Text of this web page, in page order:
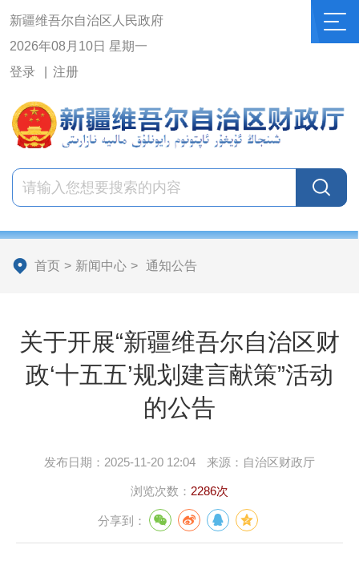
新疆维吾尔自治区人民政府
2026年08月10日 星期一
登录
注册
首页 > 新闻中心 > 通知公告
关于开展“新疆维吾尔自治区财
政‘十五五’规划建言献策”活动
的公告
发布日期： 2025-11-20 12:04 来源： 自治区财政厅
浏览次数： 2286次
分享到：